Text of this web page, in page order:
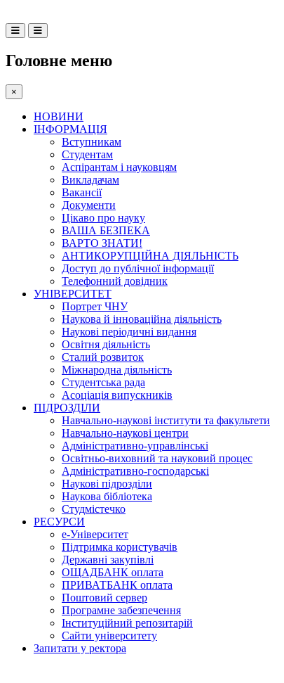
Головне меню
×
НОВИНИ
ІНФОРМАЦІЯ
Вступникам
Студентам
Аспірантам і науковцям
Викладачам
Вакансії
Документи
Цікаво про науку
ВАША БЕЗПЕКА
ВАРТО ЗНАТИ!
АНТИКОРУПЦІЙНА ДІЯЛЬНІСТЬ
Доступ до публічної інформації
Телефонний довідник
УНІВЕРСИТЕТ
Портрет ЧНУ
Наукова й інноваційна діяльність
Наукові періодичні видання
Освітня діяльність
Сталий розвиток
Міжнародна діяльність
Студентська рада
Асоціація випускників
ПІДРОЗДІЛИ
Навчально-наукові інститути та факультети
Навчально-наукові центри
Адміністративно-управлінські
Освітньо-виховний та науковий процес
Адміністративно-господарські
Наукові підрозділи
Наукова бібліотека
Студмістечко
РЕСУРСИ
е-Університет
Підтримка користувачів
Державні закупівлі
ОЩАДБАНК оплата
ПРИВАТБАНК оплата
Поштовий сервер
Програмне забезпечення
Інституційний репозитарій
Сайти університету
Запитати у ректора